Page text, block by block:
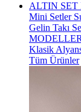
ALTIN
Mini Setler
Gelin Takı
Klasik
Tüm Ürünler